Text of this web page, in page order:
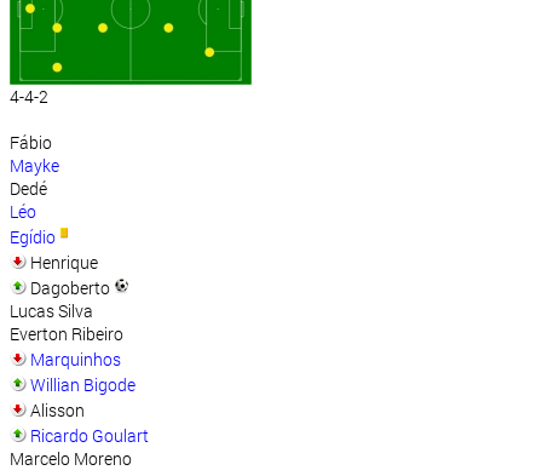
4-4-2
Fábio
Mayke
Dedé
Léo
Egídio
Henrique
Dagoberto
Lucas Silva
Everton Ribeiro
Marquinhos
Willian Bigode
Alisson
Ricardo Goulart
Marcelo Moreno